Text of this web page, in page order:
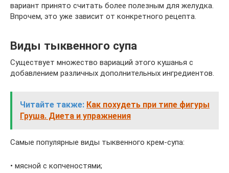
вариант принято считать более полезным для желудка.
Впрочем, это уже зависит от конкретного рецепта.
Виды тыквенного супа
Существует множество вариаций этого кушанья с
добавлением различных дополнительных ингредиентов.
Читайте также: Как похудеть при типе фигуры
Груша. Диета и упражнения
Самые популярные виды тыквенного крем-супа:
• мясной с копченостями;